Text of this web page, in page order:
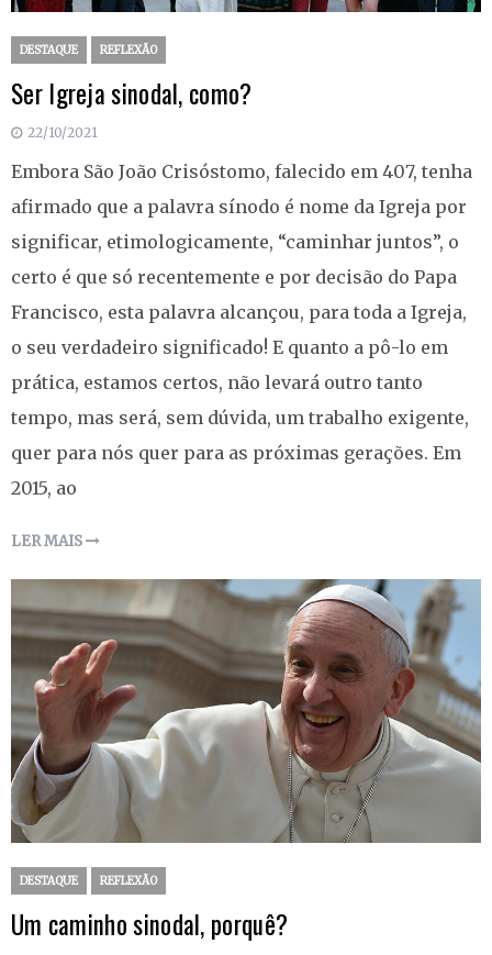
DESTAQUE REFLEXÃO
Ser Igreja sinodal, como?
22/10/2021
Embora São João Crisóstomo, falecido em 407, tenha
afirmado que a palavra sínodo é nome da Igreja por
significar, etimologicamente, “caminhar juntos”, o
certo é que só recentemente e por decisão do Papa
Francisco, esta palavra alcançou, para toda a Igreja,
o seu verdadeiro significado! E quanto a pô-lo em
prática, estamos certos, não levará outro tanto
tempo, mas será, sem dúvida, um trabalho exigente,
quer para nós quer para as próximas gerações. Em
2015, ao
LER MAIS
DESTAQUE REFLEXÃO
Um caminho sinodal, porquê?